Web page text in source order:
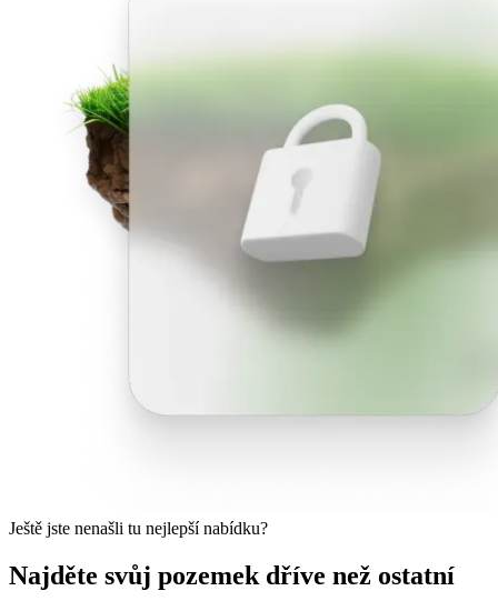
Ještě jste nenašli tu nejlepší nabídku?
Najděte svůj pozemek dříve než ostatní